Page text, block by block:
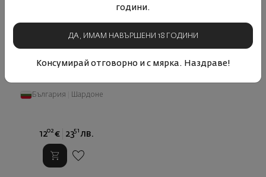
Шардоне Вила Велис 2022
България Шардоне
1202 € 2351 лв.
години.
ДА, ИМАМ НАВЪРШЕНИ 18 ГОДИНИ
Консумирай отговорно и с мярка. Наздраве!